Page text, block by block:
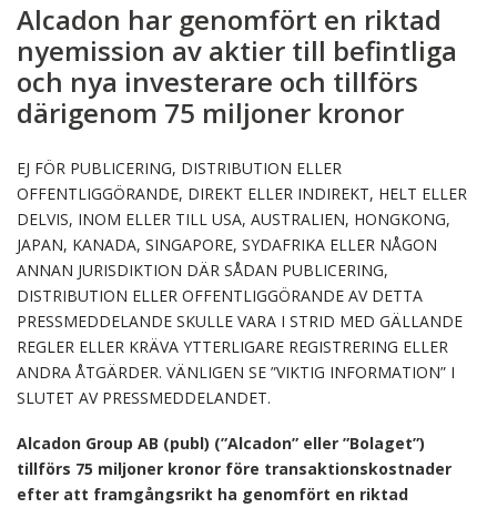
Alcadon har genomfört en riktad
nyemission av aktier till befintliga
och nya investerare och tillförs
därigenom 75 miljoner kronor
EJ FÖR PUBLICERING, DISTRIBUTION ELLER
OFFENTLIGGÖRANDE, DIREKT ELLER INDIREKT, HELT ELLER
DELVIS, INOM ELLER TILL USA, AUSTRALIEN, HONGKONG,
JAPAN, KANADA, SINGAPORE, SYDAFRIKA ELLER NÅGON
ANNAN JURISDIKTION DÄR SÅDAN PUBLICERING,
DISTRIBUTION ELLER OFFENTLIGGÖRANDE AV DETTA
PRESSMEDDELANDE SKULLE VARA I STRID MED GÄLLANDE
REGLER ELLER KRÄVA YTTERLIGARE REGISTRERING ELLER
ANDRA ÅTGÄRDER. VÄNLIGEN SE ”VIKTIG INFORMATION” I
SLUTET AV PRESSMEDDELANDET.
Alcadon Group AB (publ) (”Alcadon” eller ”Bolaget”)
tillförs 75 miljoner kronor före transaktionskostnader
efter att framgångsrikt ha genomfört en riktad